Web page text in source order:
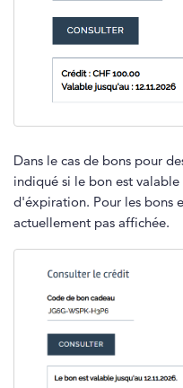
Dans le cas de bons pour
indiqué si le bon est
d'éxpiration. Pour les bons
actuellement pas affichée.